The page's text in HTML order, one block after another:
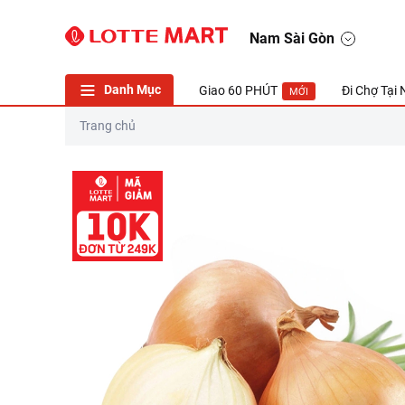
Nam Sài Gòn
Danh Mục Giao 60 PHÚT MỚI Đi Chợ Tại
Trang chủ